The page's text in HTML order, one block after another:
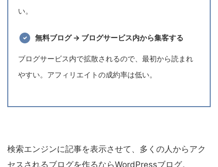
い。
無料ブログ → ブログサービス内から集客する
ブログサービス内で拡散されるので、最初から読まれ
やすい。アフィリエイトの成約率は低い。
検索エンジンに記事を表示させて、多くの人からアク
セスされるブログを作るならWordPressブログ。